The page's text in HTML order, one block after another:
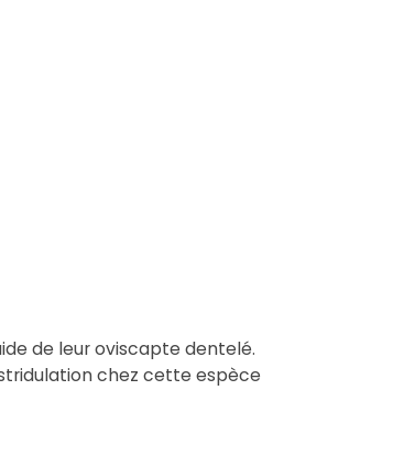
de leur oviscapte dentelé.
chez cette espèce